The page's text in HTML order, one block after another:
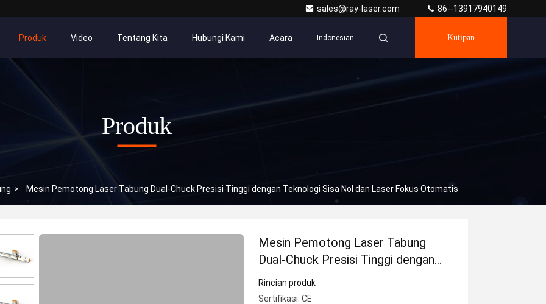
sales@ray-laser.com 86--13917940149
Produk Video Tentang Kita Hubungi Kami Acara Indonesian Kutipan
Produk
> Mesin Pemotong Laser Tabung Dual-Chuck Presisi Tinggi dengan Teknologi Sisa Nol dan Laser Fokus Otomatis
Mesin Pemotong Laser Tabung
Dual-Chuck Presisi Tinggi dengan
Teknologi Sisa Nol dan Laser Fokus
Otomatis
Rincian produk
Sertifikasi: CE